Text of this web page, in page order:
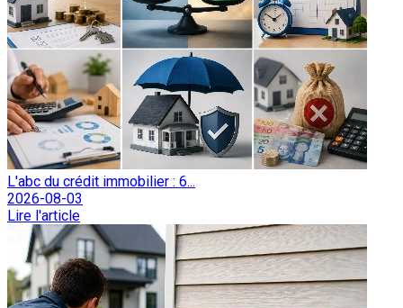
L'abc du crédit immobilier : 6...
2026-08-03
Lire l'article